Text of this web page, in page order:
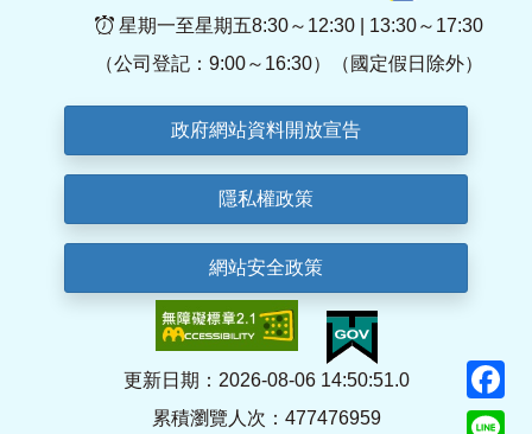
星期一至星期五8:30～12:30 | 13:30～17:30
（公司登記：9:00～16:30）（國定假日除外）
政府網站資料開放宣告
隱私權政策
網站安全政策
更新日期：2026-08-06 14:50:51.0
累積瀏覽人次：477476959